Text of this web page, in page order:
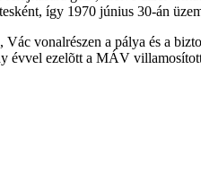
így 1970 június 30-án
Vác vonalrészen a pálya és a
évvel ezelõtt a MÁV